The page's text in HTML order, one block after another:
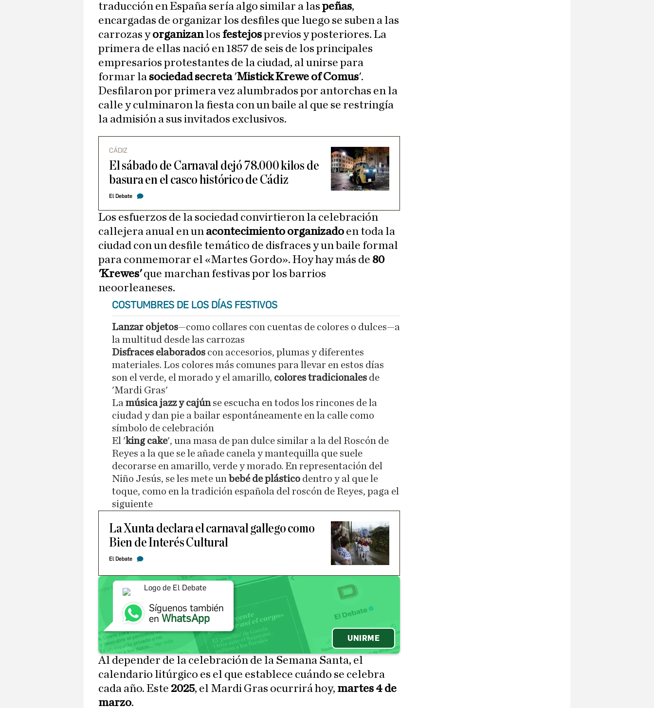
traducción en España sería algo similar a las peñas,
encargadas de organizar los desfiles que luego se suben a las
carrozas yorganizanlos festejosprevios y posteriores. La
primera de ellas nació en 1857 de seis de los principales
empresarios protestantes de la ciudad, al unirse para
formar la sociedad secreta'Mistick Krewe of Comus'.
Desfilaron por primera vez alumbrados por antorchas en la
calle y culminaron la fiesta con un baile al que se restringía
la admisión a sus invitados exclusivos.
CÁDIZ
El sábado de Carnaval dejó 78.000 kilos de
basura en el casco histórico de Cádiz
El Debate
Los esfuerzos de la sociedad convirtieron la celebración
callejera anual en un acontecimiento organizado en toda la
ciudad con un desfile temático de disfraces y un baile formal
para conmemorar el «Martes Gordo». Hoy hay más de 80
'Krewes'que marchan festivas por los barrios
neoorleaneses.
COSTUMBRES DE LOS DÍAS FESTIVOS
Lanzar objetos—como collares con cuentas de colores o dulces—a
la multitud desde las carrozas
Disfraces elaborados con accesorios, plumas y diferentes
materiales. Los colores más comunes para llevar en estos días
son el verde, el morado y el amarillo, colores tradicionales de
'Mardi Gras'
Lamúsica jazz y cajúnse escucha en todos los rincones de la
ciudad y dan pie a bailar espontáneamente en la calle como
símbolo de celebración
El 'king cake', una masa de pan dulce similar a la del Roscón de
Reyes a la que se le añade canela y mantequilla que suele
decorarse en amarillo, verde y morado. En representación del
Niño Jesús, se les mete un bebé de plástico dentro y al que le
toque, como en la tradición española del roscón de Reyes, paga el
siguiente
La Xunta declara el carnaval gallego como
Bien de Interés Cultural
El Debate
Síguenos también
en WhatsApp
UNIRME
Al depender de la celebración de la Semana Santa, el
calendario litúrgico es el que establece cuándo se celebra
cada año. Este 2025, el Mardi Gras ocurrirá hoy, martes 4 de
marzo.